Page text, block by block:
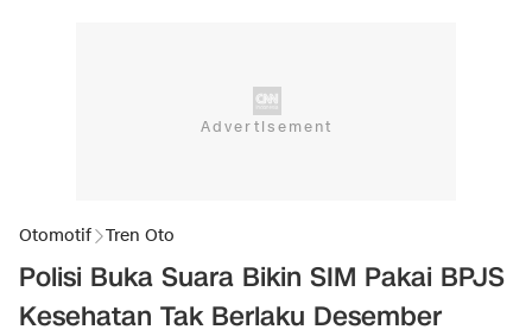
Otomotif Tren Oto
Polisi Buka Suara Bikin SIM Pakai BPJS
Kesehatan Tak Berlaku Desember